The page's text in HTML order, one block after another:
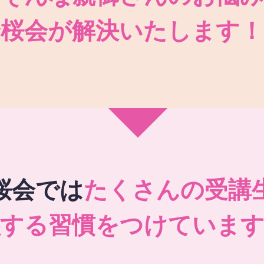
会が解決いたします！
会ではたくさんの受講
る習慣をつけています